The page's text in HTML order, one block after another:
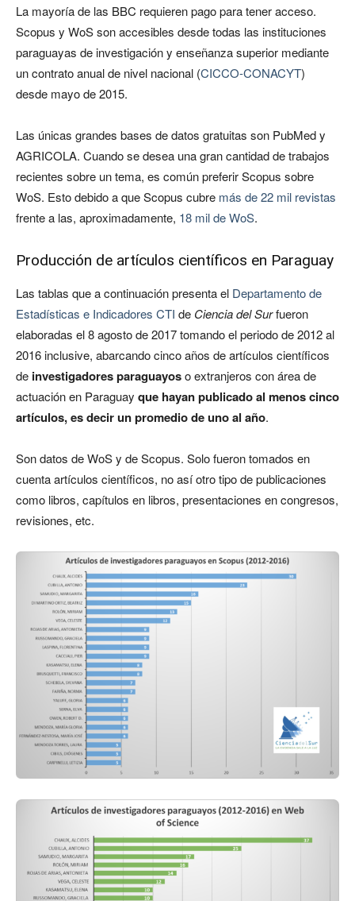
La mayoría de las BBC requieren pago para tener acceso.
Scopus y WoS son accesibles desde todas las instituciones
paraguayas de investigación y enseñanza superior mediante
un contrato anual de nivel nacional (CICCO-CONACYT)
desde mayo de 2015.
Las únicas grandes bases de datos gratuitas son PubMed y
AGRICOLA. Cuando se desea una gran cantidad de trabajos
recientes sobre un tema, es común preferir Scopus sobre
WoS. Esto debido a que Scopus cubre más de 22 mil revistas
frente a las, aproximadamente, 18 mil de WoS.
Producción de artículos científicos en Paraguay
Las tablas que a continuación presenta el Departamento de
Estadísticas e Indicadores CTI de Ciencia del Surfueron
elaboradas el 8 agosto de 2017 tomando el periodo de 2012 al
2016 inclusive, abarcando cinco años de artículos científicos
de investigadores paraguayoso extranjeros con área de
actuación en Paraguay que hayan publicado al menos cinco
artículos, es decir un promedio de uno al año.
Son datos de WoS y de Scopus. Solo fueron tomados en
cuenta artículos científicos, no así otro tipo de publicaciones
como libros, capítulos en libros, presentaciones en congresos,
revisiones, etc.